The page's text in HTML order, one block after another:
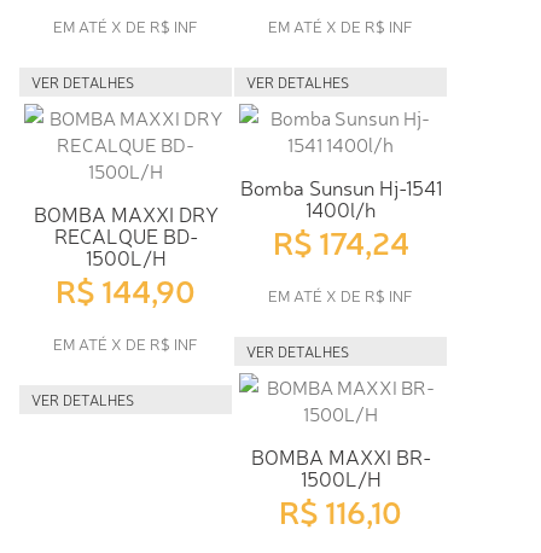
EM ATÉ X DE R$ INF
VER DETALHES
EM ATÉ X DE R$ INF
VER DETALHES
BOMBA MAXXI DRY
RECALQUE BD-
1500L/H
R$ 144,90
EM ATÉ X DE R$ INF
VER DETALHES
Bomba Sunsun Hj-1541
1400l/h
R$ 174,24
EM ATÉ X DE R$ INF
VER DETALHES
BOMBA MAXXI BR-
1500L/H
R$ 116,10